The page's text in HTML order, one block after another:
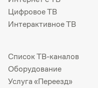
Цифровое ТВ
Интерактивное ТВ
Список ТВ-каналов
Оборудование
Услуга «Переезд»